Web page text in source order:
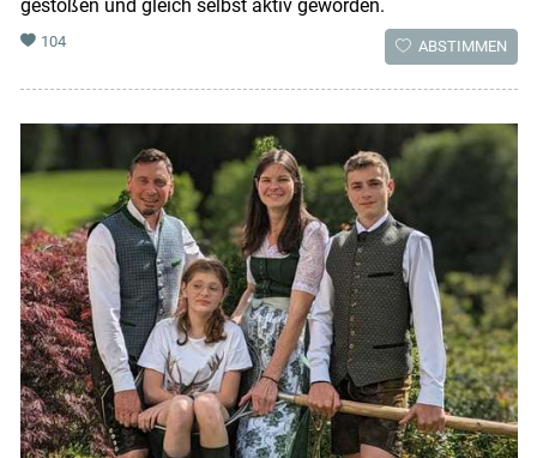
gestoßen und gleich selbst aktiv geworden.
104 ABSTIMMEN